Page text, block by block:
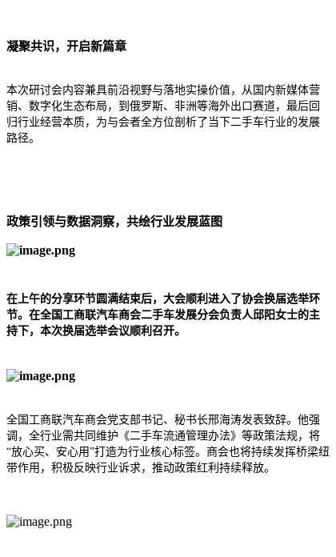
凝聚共识，开启新篇章
本次研讨会内容兼具前沿视野与落地实操价值，从国内新媒体营
销、数字化生态布局，到俄罗斯、非洲等海外出口赛道，最后回
归行业经营本质，为与会者全方位剖析了当下二手车行业的发展
路径。
政策引领与数据洞察，共绘行业发展蓝图
在上午的分享环节圆满结束后，大会顺利进入了协会换届选举环
节。在全国工商联汽车商会二手车发展分会负责人邱阳女士的主
持下，本次换届选举会议顺利召开。
全国工商联汽车商会党支部书记、秘书长邢海涛发表致辞。他强
调，全行业需共同维护《 二手车流通管理办法》等政策法规，将
“放心买、安心用”打造为行业核心标签。商会也将持续发挥桥梁纽
带作用，积极反映行业诉求，推动政策红利持续释放。